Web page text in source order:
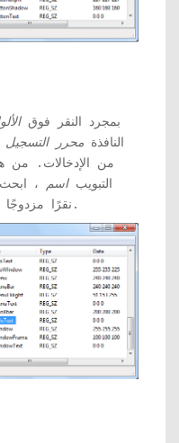
بمجرد النقر فوق
النافذة محرر التسجيل
من الإدخالات. من
التبويباسم ،
نقرًا مزدوجًا للوصول إلى الخطوة التالية.